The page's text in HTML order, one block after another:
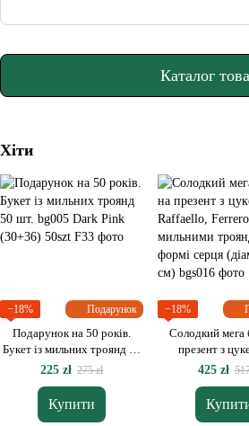
Каталог
Хіти
Подарунок
−18%
Подарунок на 50 років.
Букет із мильних троянд 50
шт.
225 zł 275 zł
Купити
−18%
Солодкий мега
презент з
Raffaello,
формі серця
425 zł